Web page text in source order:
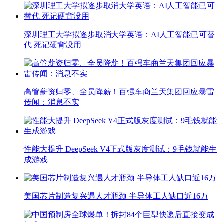
深圳理工大学拟逐步取消大学英语：AI人工智能已可替
代 死记硬背没用
高管薪资归零、全员降薪！百强车商兰天集团回应暴雷
传闻：消息不实
性能大提升 DeepSeek V4正式版灰度测试：9毛钱就能生
成游戏
美国芯片制造复兴遇人才瓶颈 半导体工人缺口近16万